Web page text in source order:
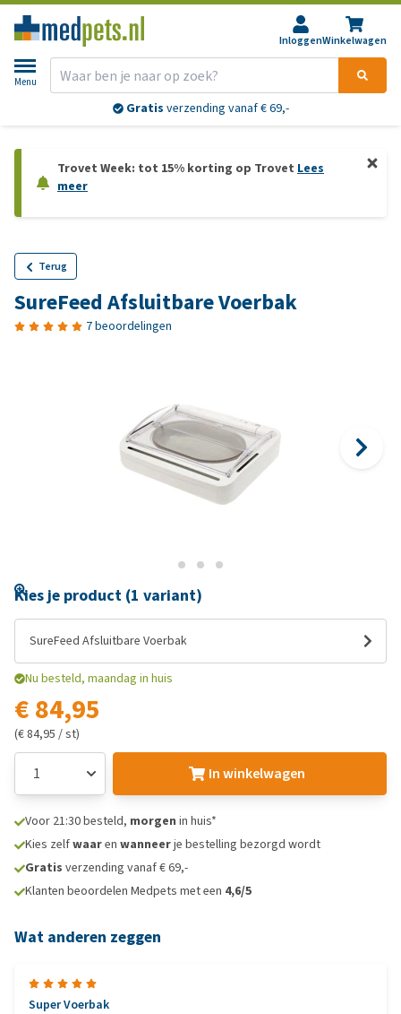
InloggenWinkelwagen
Menu
Gratis verzending vanaf € 69,-
Trovet Week: tot 15% korting op Trovet Lees
meer
Terug
SureFeed Afsluitbare Voerbak
7 beoordelingen
Kies je product (1 variant)
SureFeed Afsluitbare Voerbak
Nu besteld, maandag in huis
€ 84,95
(€ 84,95 / st)
In winkelwagen
Voor 21:30 besteld, morgen in huis*
Kies zelfwaaren wanneerje bestelling bezorgd wordt
Gratis verzending vanaf € 69,-
Klanten beoordelen Medpets met een 4,6/5
Wat anderen zeggen
Super Voerbak